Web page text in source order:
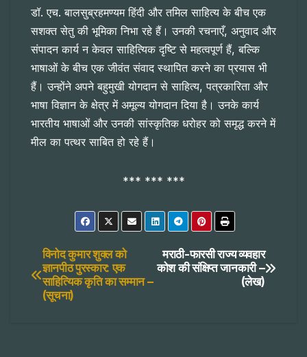
डॉ. एच. बालसुब्रहमण्यम हिंदी और तमिल साहित्य के बीच एक
सशक्त सेतु की भूमिका निभा रहे हैं। उनकी रचनाएँ, अनुवाद और
संपादन कार्य न केवल साहित्यिक दृष्टि से महत्वपूर्ण हैं, बल्कि
भाषाओं के बीच एक जीवंत संवाद स्थापित करने का प्रयास भी
हैं। उन्होंने अपने बहुमुखी योगदान से साहित्य, पत्रकारिता और
भाषा विज्ञान के क्षेत्र में अमूल्य योगदान दिया है। उनके कार्य
भारतीय भाषाओं और उनकी सांस्कृतिक धरोहर को समृद्ध करने में
मील का पत्थर साबित हो रहे हैं।
*** *** ***
Post
navigation
मराठी-फारसी राज्य व्यवहार
कोश की संक्षिप्त जानकारी –
(लेख)
विनोद कुमार शुक्ल को
ज्ञानपीठ पुरस्कार: एक
साहित्यिक कृति का सम्मान –
(सूचना)